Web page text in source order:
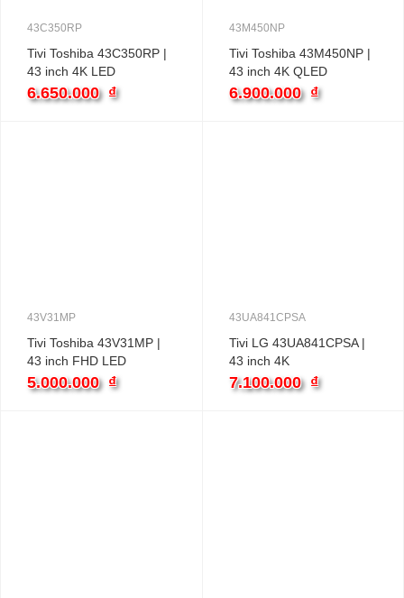
43C350RP
Tivi Toshiba 43C350RP |
43 inch 4K LED
6.650.000 ₫
43M450NP
Tivi Toshiba 43M450NP |
43 inch 4K QLED
6.900.000 ₫
43V31MP
Tivi Toshiba 43V31MP |
43 inch FHD LED
5.000.000 ₫
43UA841CPSA
Tivi LG 43UA841CPSA |
43 inch 4K
7.100.000 ₫